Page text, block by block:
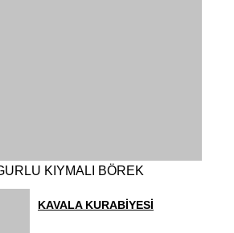
KIYMALI BÖREK
KAVALA KURABİYESİ